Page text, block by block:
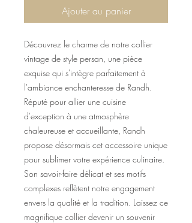
Ajouter au panier
Découvrez le charme de notre collier
vintage de style persan, une pièce
exquise qui s'intègre parfaitement à
l'ambiance enchanteresse de Randh.
Réputé pour allier une cuisine
d'exception à une atmosphère
chaleureuse et accueillante, Randh
propose désormais cet accessoire unique
pour sublimer votre expérience culinaire.
Son savoir-faire délicat et ses motifs
complexes reflètent notre engagement
envers la qualité et la tradition. Laissez ce
magnifique collier devenir un souvenir